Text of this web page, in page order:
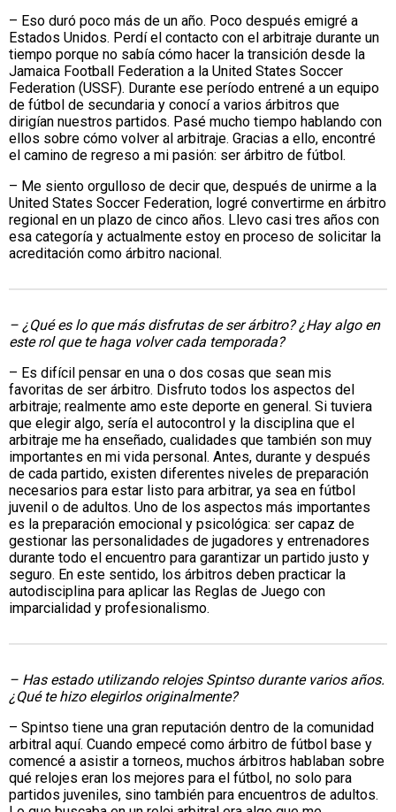
– Eso duró poco más de un año. Poco después emigré a
Estados Unidos. Perdí el contacto con el arbitraje durante un
tiempo porque no sabía cómo hacer la transición desde la
Jamaica Football Federation a la United States Soccer
Federation (USSF). Durante ese período entrené a un equipo
de fútbol de secundaria y conocí a varios árbitros que
dirigían nuestros partidos. Pasé mucho tiempo hablando con
ellos sobre cómo volver al arbitraje. Gracias a ello, encontré
el camino de regreso a mi pasión: ser árbitro de fútbol.
– Me siento orgulloso de decir que, después de unirme a la
United States Soccer Federation, logré convertirme en árbitro
regional en un plazo de cinco años. Llevo casi tres años con
esa categoría y actualmente estoy en proceso de solicitar la
acreditación como árbitro nacional.
– ¿Qué es lo que más disfrutas de ser árbitro? ¿Hay algo en
este rol que te haga volver cada temporada?
– Es difícil pensar en una o dos cosas que sean mis
favoritas de ser árbitro. Disfruto todos los aspectos del
arbitraje; realmente amo este deporte en general. Si tuviera
que elegir algo, sería el autocontrol y la disciplina que el
arbitraje me ha enseñado, cualidades que también son muy
importantes en mi vida personal. Antes, durante y después
de cada partido, existen diferentes niveles de preparación
necesarios para estar listo para arbitrar, ya sea en fútbol
juvenil o de adultos. Uno de los aspectos más importantes
es la preparación emocional y psicológica: ser capaz de
gestionar las personalidades de jugadores y entrenadores
durante todo el encuentro para garantizar un partido justo y
seguro. En este sentido, los árbitros deben practicar la
autodisciplina para aplicar las Reglas de Juego con
imparcialidad y profesionalismo.
– Has estado utilizando relojes Spintso durante varios años.
¿Qué te hizo elegirlos originalmente?
– Spintso tiene una gran reputación dentro de la comunidad
arbitral aquí. Cuando empecé como árbitro de fútbol base y
comencé a asistir a torneos, muchos árbitros hablaban sobre
qué relojes eran los mejores para el fútbol, no solo para
partidos juveniles, sino también para encuentros de adultos.